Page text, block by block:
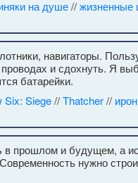
на душе//жизненные
навигаторы.
и сдохнуть. Я
батарейки.
Six: Siege//Thatcher//
прошлом и будущем, а
нужно